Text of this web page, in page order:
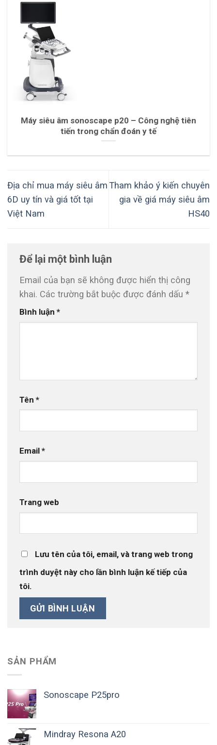
Máy siêu âm sonoscape p20 – Công nghệ tiên
tiến trong chẩn đoán y tế
Địa chỉ mua máy siêu âm
6D uy tín và giá tốt tại
Việt Nam
Tham khảo ý kiến chuyên
gia về giá máy siêu âm
HS40
Để lại một bình luận
Email của bạn sẽ không được hiển thị công
khai. Các trường bắt buộc được đánh dấu *
Bình luận *
Tên *
Email *
Trang web
Lưu tên của tôi, email, và trang web trong
trình duyệt này cho lần bình luận kế tiếp của
tôi.
SẢN PHẨM
Sonoscape P25pro
Mindray Resona A20